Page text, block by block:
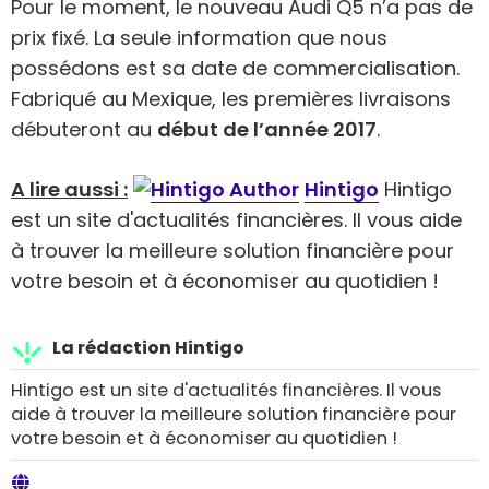
Pour le moment, le nouveau Audi Q5 n’a pas de
prix fixé. La seule information que nous
possédons est sa date de commercialisation.
Fabriqué au Mexique, les premières livraisons
débuteront au début de l’année 2017.
A lire aussi : Hintigo Hintigo
est un site d'actualités financières. Il vous aide
à trouver la meilleure solution financière pour
votre besoin et à économiser au quotidien !
La rédaction Hintigo
Hintigo est un site d'actualités financières. Il vous
aide à trouver la meilleure solution financière pour
votre besoin et à économiser au quotidien !